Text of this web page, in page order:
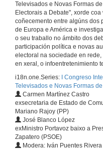
Televisados e Novas Formas
Electorais a Debate", xorde
coñecemento entre algúns dos
de Europa e América e
o seu traballo no ámbito dos
participación política e novas
electoral na sociedade en
en xeral, o infoentretenimiento
i18n.one.Series:
I Congreso
Televisados e Novas Formas
Carmen Martínez Castro
exsecretaria de Estado de
Mariano Rajoy (PP)
José Blanco López
exMinistro Portavoz baixo a
Zapatero (PSOE)
Modera: Iván Puentes Rivera
1
1
1 de